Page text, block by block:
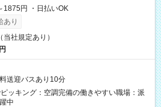
1875円 ・日払いOK
あり
社規定あり）
送迎バスあり10分
ッキング：空調完備の働きやすい職場：派
中